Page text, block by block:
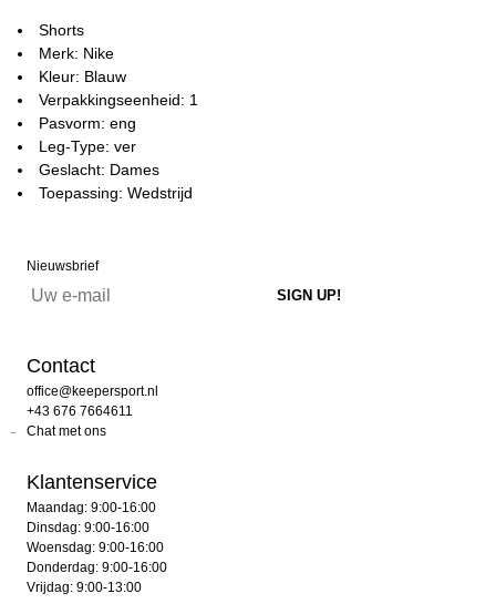
Shorts
Merk: Nike
Kleur: Blauw
Verpakkingseenheid: 1
Pasvorm: eng
Leg-Type: ver
Geslacht: Dames
Toepassing: Wedstrijd
Nieuwsbrief
Contact
office@keepersport.nl
+43 676 7664611
Chat met ons
Klantenservice
Maandag: 9:00-16:00
Dinsdag: 9:00-16:00
Woensdag: 9:00-16:00
Donderdag: 9:00-16:00
Vrijdag: 9:00-13:00